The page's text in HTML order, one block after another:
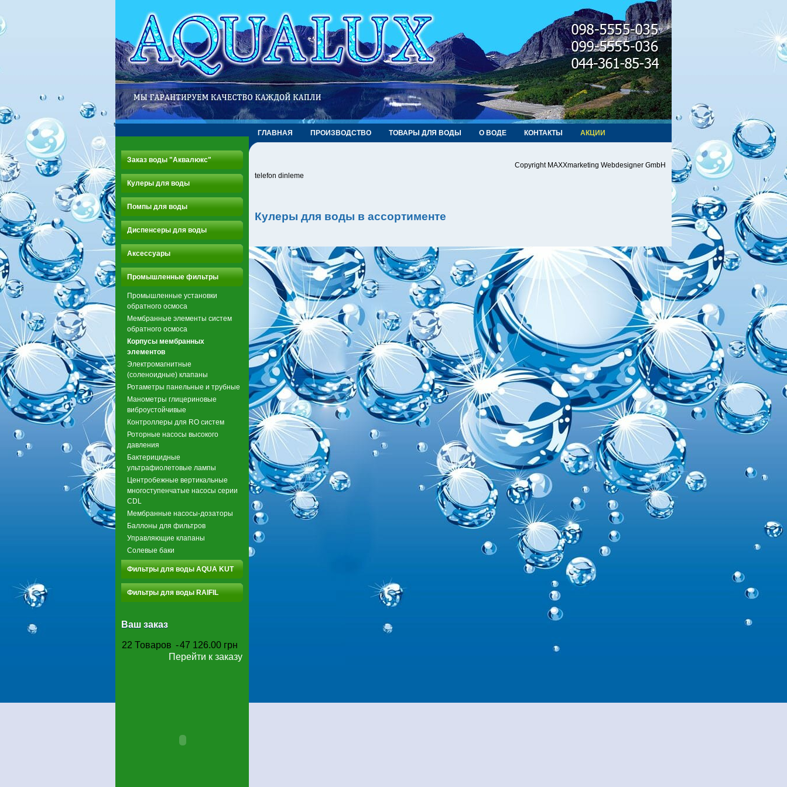
ГЛАВНАЯ ПРОИЗВОДСТВО ТОВАРЫ ДЛЯ ВОДЫ О ВОДЕ КОНТАКТЫ АКЦИИ
Заказ воды "Аквалюкс"
Кулеры для воды
Помпы для воды
Диспенсеры для воды
Аксессуары
Промышленные фильтры
Промышленные установки
обратного осмоса
Мембранные элементы систем
обратного осмоса
Корпусы мембранных
элементов
Электромагнитные
(соленоидные) клапаны
Ротаметры панельные и трубные
Манометры глицериновые
виброустойчивые
Контроллеры для RO систем
Роторные насосы высокого
давления
Бактерицидные
ультрафиолетовые лампы
Центробежные вертикальные
многоступенчатые насосы серии
CDL
Мембранные насосы-дозаторы
Баллоны для фильтров
Управляющие клапаны
Солевые баки
Фильтры для воды AQUA KUT
Фильтры для воды RAIFIL
Ваш заказ
22 Товаров -47 126.00 грн
Перейти к заказу
Copyright MAXXmarketing Webdesigner GmbH
telefon dinleme
Кулеры для воды в ассортименте